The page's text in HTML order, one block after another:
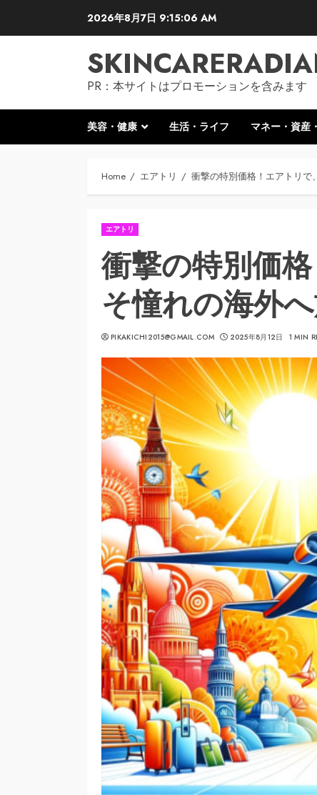
2026年8月7日 9:15:07 AM
PR：本サイトはプロモーションを含みます
美容・健康 生活・ライフ マネー・資産
Home エアトリ 衝撃の特別価格！エアトリで
エアトリ
衝撃の特別価
そ憧れの海外
PIKAKICHI2015@GMAIL.COM 2025年8月12日 1 MIN